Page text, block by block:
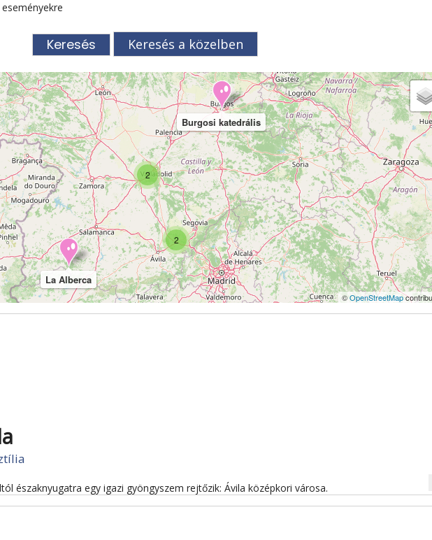
Keresés a közelben
2
2
Burgosi katedrális
La Alberca
©OpenStreetMap
északnyugatra egy igazi gyöngyszem rejtőzik: Ávila középkori városa.